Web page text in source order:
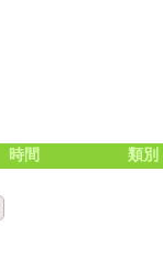
時間 類別